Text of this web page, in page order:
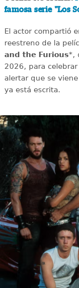
famosa serie "Los
El actor compartió
reestreno de la
and the Furious*,
2026, para
alertar que se
ya está escrita.